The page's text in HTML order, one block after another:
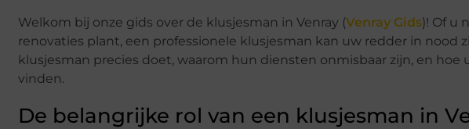
Welkom bij onze gids over de klusjesman in Venray (Venray Gids)! Of u
renovaties plant, een professionele klusjesman kan uw redder in
klusjesman precies doet, waarom hun diensten onmisbaar zijn, en
vinden.
De belangrijke rol van een klusjesman in